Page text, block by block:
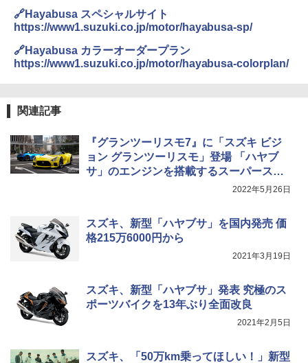
🔗Hayabusa スペシャルサイト
https://www1.suzuki.co.jp/motor/hayabusa-sp/
🔗Hayabusa カラーオーダープラン
https://www1.suzuki.co.jp/motor/hayabusa-colorplan/
関連記事
『グランツーリスモ7』に「スズキ ビジ
ョン グランツーリスモ」登場 「ハヤブ
サ」のエンジンを搭載するスーパースポ
2022年5月26日
スズキ、新型「ハヤブサ」を国内発売 価
格215万6000円から
2021年3月19日
スズキ、新型「ハヤブサ」発表 究極のス
ポーツバイクを13年ぶり全面改良
2021年2月5日
スズキ、「50万km乗ってほしい！」新型